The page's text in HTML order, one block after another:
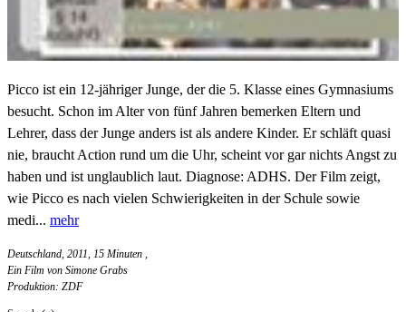
Picco ist ein 12-jähriger Junge, der die 5. Klasse eines Gymnasiums
besucht. Schon im Alter von fünf Jahren bemerken Eltern und
Lehrer, dass der Junge anders ist als andere Kinder. Er schläft quasi
nie, braucht Action rund um die Uhr, scheint vor gar nichts Angst zu
haben und ist unglaublich laut. Diagnose: ADHS. Der Film zeigt,
wie Picco es nach vielen Schwierigkeiten in der Schule sowie
medi... mehr
Deutschland, 2011, 15 Minuten ,
Ein Film von Simone Grabs
Produktion: ZDF